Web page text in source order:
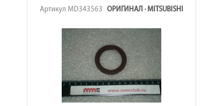
Артикул MD343563 ОРИГИНАЛ · MITSUBISHI